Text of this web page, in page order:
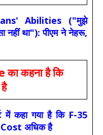
Abilities ("मुझे
नहीं था"): पीएम ने नेहरू,
कहना है कि
में कहा गया है कि F-35
अधिक है